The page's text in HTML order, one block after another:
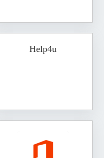
Help4u